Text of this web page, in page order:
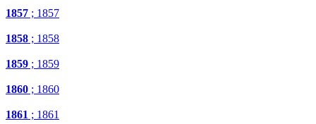
1857 ; 1857
1858 ; 1858
1859 ; 1859
1860 ; 1860
1861 ; 1861